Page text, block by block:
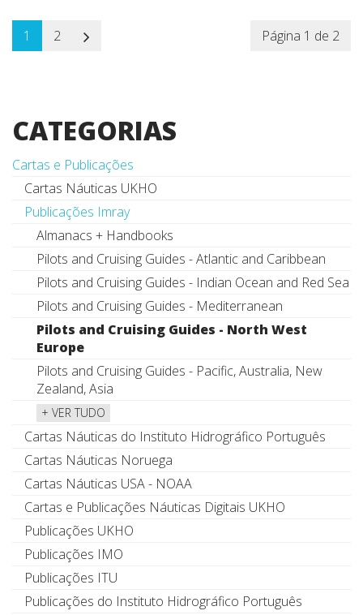
1 2 Página 1 de 2
CATEGORIAS
Cartas e Publicações
Cartas Náuticas UKHO
Publicações Imray
Almanacs + Handbooks
Pilots and Cruising Guides - Atlantic and Caribbean
Pilots and Cruising Guides - Indian Ocean and Red Sea
Pilots and Cruising Guides - Mediterranean
Pilots and Cruising Guides - North West
Europe
Pilots and Cruising Guides - Pacific, Australia, New
Zealand, Asia
+ VER TUDO
Cartas Náuticas do Instituto Hidrográfico Português
Cartas Náuticas Noruega
Cartas Náuticas USA - NOAA
Cartas e Publicações Náuticas Digitais UKHO
Publicações UKHO
Publicações IMO
Publicações ITU
Publicações do Instituto Hidrográfico Português